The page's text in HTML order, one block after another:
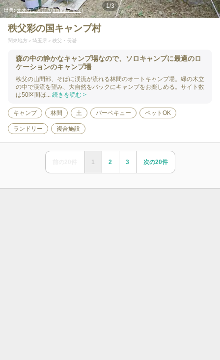
出典:オオカミ大好き(hinataアプリ)
1/3
秩父彩の国キャンプ村
関東地方 埼玉県 秩父・長瀞
森の中の静かなキャンプ場なので、ソロキャンプに最適のロ
ケーションのキャンプ場
秩父の山間部、そばに渓流が流れる林間のオートキャンプ場。緑の木立
の中で渓流を望み、大自然をバックにキャンプをお楽しめる。サイト数
は50区間ほ... 続きを読む >
キャンプ 林間 土 バーベキュー ペットOK
ランドリー 複合施設
1 2 3 次の20件